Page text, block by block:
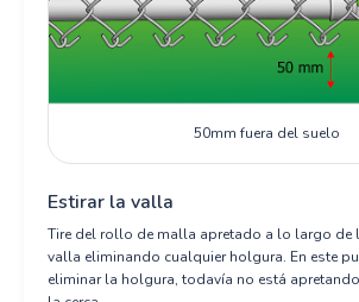
50mm fuera del suelo
Estirar la valla
Tire del rollo de malla apretado a lo largo de
valla eliminando cualquier holgura. En este
eliminar la holgura, todavía no está